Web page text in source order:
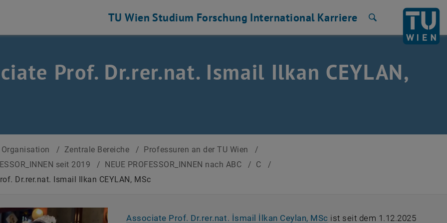
TU Wien Studium Forschung International Karriere
Prof. Dr.rer.nat. Ismail Ilkan CEYLAN,
Organisation / Zentrale Bereiche / Professuren an der TU Wien
/
seit 2019
/ NEUE PROFESSOR_INNEN nach ABC / C
/
Dr.rer.nat. Ismail Ilkan CEYLAN, MSc
Associate Prof. Dr.rer.nat. İsmail İlkan Ceylan, MSc, öffnet eine externe URL in
ist seit dem 1.12.2025